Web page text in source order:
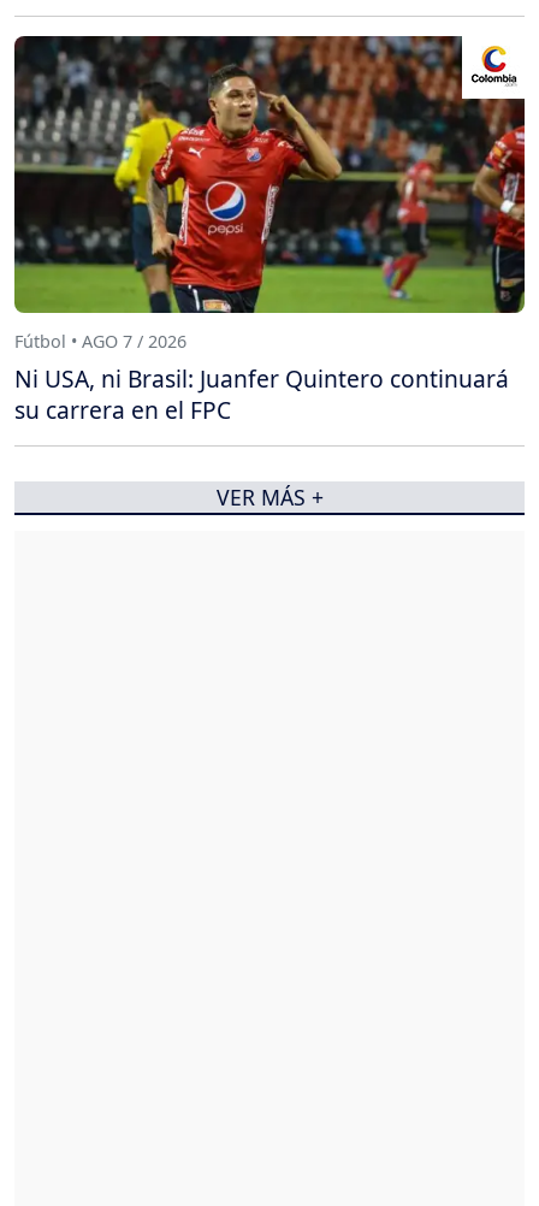
Fútbol • AGO 7 / 2026
Ni USA, ni Brasil: Juanfer Quintero continuará
su carrera en el FPC
VER MÁS +